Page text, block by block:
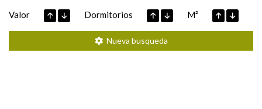
Valor Dormitorios M²
Nueva busqueda